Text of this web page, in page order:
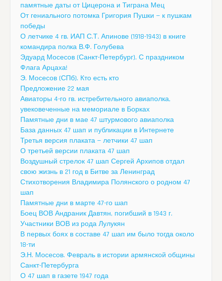
памятные даты от Цицерона и Тиграна Мец
От гениального потомка Григория Пушки — к пушкам
победы
О летчике 4 гв. ИАП С.Т. Апинове (1918-1943) в книге
командира полка В.Ф. Голубева
Эдуард Мосесов (Санкт-Петербург). С праздником
Флага Арцаха!
Э. Мосесов (СПб). Кто есть кто
Предложение 22 мая
Авиаторы 4-го гв. истребительного авиаполка,
увековеченные на мемориале в Борках
Памятные дни в мае 47 штурмового авиаполка
База данных 47 шап и публикации в Интернете
Третья версия плаката — летчики 47 шап
О третьей версии плаката 47 шап
Воздушный стрелок 47 шап Сергей Архипов отдал
свою жизнь в 21 год в Битве за Ленинград
Стихотворения Владимира Полянского о родном 47
шап
Памятные дни в марте 47-го шап
Боец ВОВ Андраник Давтян, погибший в 1943 г.
Участники ВОВ из рода Лулукян
В первых боях в составе 47 шап им было тогда около
18-ти
Э.Н. Мосесов. Февраль в истории армянской общины
Санкт-Петербурга
О 47 шап в газете 1947 года